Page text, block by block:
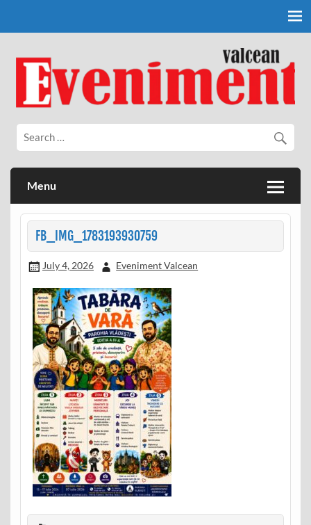
Eveniment Valcean
Menu
FB_IMG_1783193930759
July 4, 2026 Eveniment Valcean